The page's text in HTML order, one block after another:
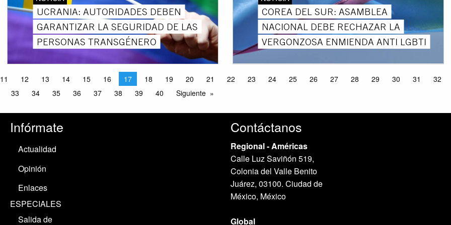
UCRANIA: AUTORIDADES DEBEN
GARANTIZAR LA SEGURIDAD DE LAS
PERSONAS TRANSGÉNERO
COREA DEL SUR: ASAMBLEA
NACIONAL DEBE RECHAZAR LA
VERGONZOSA ENMIENDA ANTI LGBTI
11 12 13 14 15 16 17 18 19 20 21 22 23 24 25 26 27 28 29 30 31
32
33
34 35 36 37 38 39 40 Siguiente
Infórmate
Actualidad
Opinión
Enlaces
ESPECIALES
Salida de
Contáctanos
Regional - Américas
Calle Luz Saviñón 519,
Colonia del Valle Benito
Juárez, 03100. Ciudad de
México, México
Global